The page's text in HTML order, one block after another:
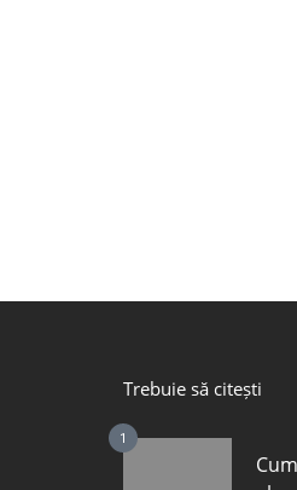
Trebuie să citești
1